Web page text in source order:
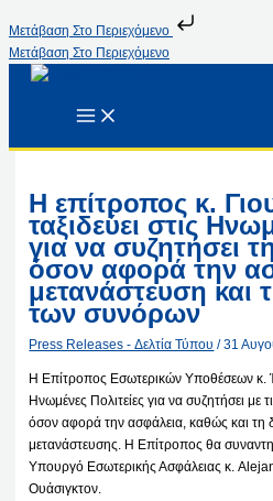
Μετάβαση Στο Περιεχόμενο
Μετάβαση Στο Περιεχόμενο
Η επίτροπος κ.
ταξιδεύει στις
για να συζητήσει
όσον αφορά την
μετανάστευση και
των συνόρων
Press Releases - Δελτία Τύπου /31
Η Επίτροπος Εσωτερικών Υποθέσεων κ.
Ηνωμένες Πολιτείες για να συζητήσει
όσον αφορά την ασφάλεια, καθώς και τη
μετανάστευσης. Η Επίτροπος θα
Υπουργό Εσωτερικής Ασφάλειας κ.
Ουάσιγκτον.